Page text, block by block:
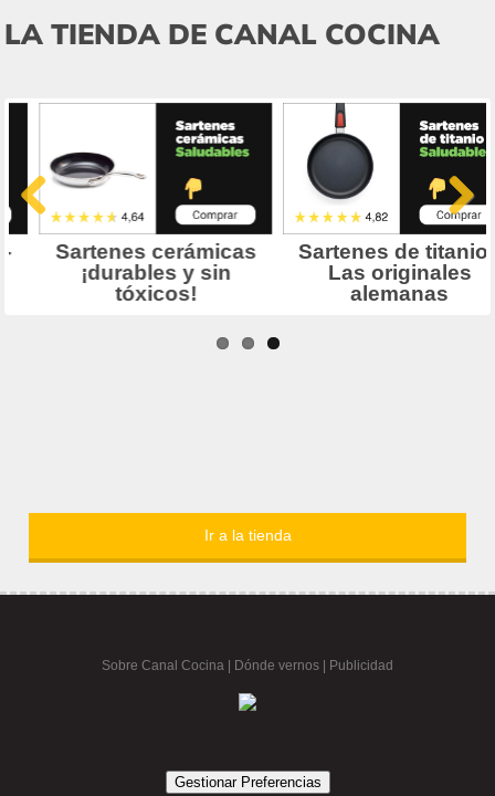
LA TIENDA DE CANAL COCINA
Ir a la tienda
Sobre Canal Cocina Dónde vernos | Publicidad
Gestionar Preferencias